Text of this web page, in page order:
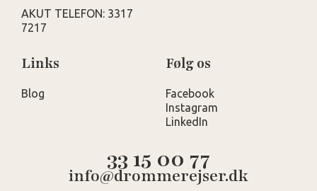
AKUT TELEFON: 3317
7217
Links
Blog
Følg os
Facebook
Instagram
LinkedIn
33 15 00 77
info@drommerejser.dk